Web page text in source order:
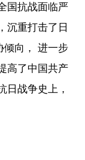
国抗战面临严
沉重打击了日
倾向， 进一步
高了中国共产
日战争史上，